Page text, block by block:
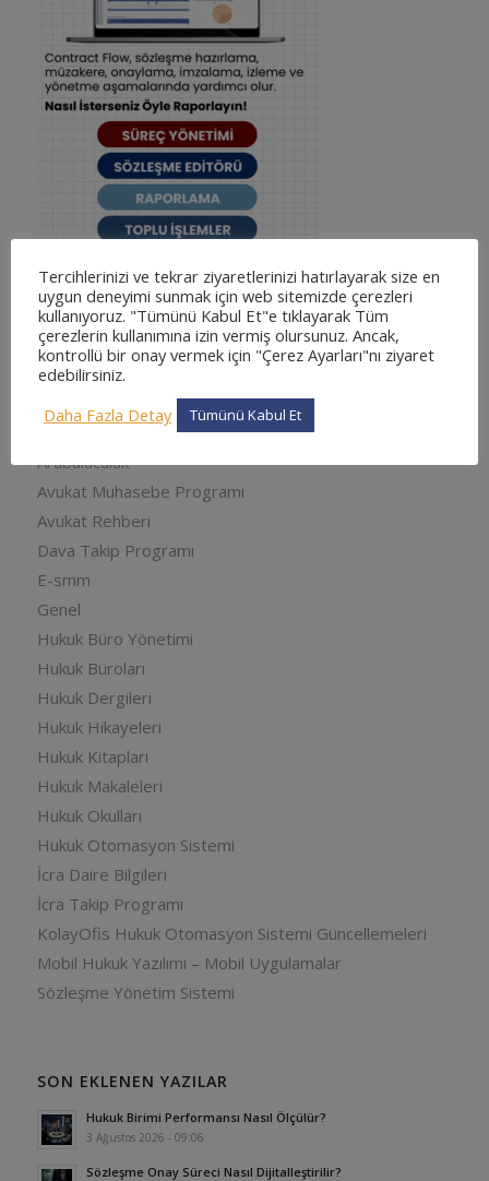
KATEGORILER
adliyesine nasıl gidilir
adliyesine nasıl gidilir
Arabuluculuk
Avukat Muhasebe Programı
Avukat Rehberi
Dava Takip Programı
E-smm
Genel
Hukuk Büro Yönetimi
Hukuk Büroları
Hukuk Dergileri
Hukuk Hikayeleri
Hukuk Kitapları
Hukuk Makaleleri
Hukuk Okulları
Hukuk Otomasyon Sistemi
İcra Daire Bilgileri
İcra Takip Programı
KolayOfis Hukuk Otomasyon Sistemi Güncellemeleri
Mobil Hukuk Yazılımı – Mobil Uygulamalar
Sözleşme Yönetim Sistemi
SON EKLENEN YAZILAR
Hukuk Birimi Performansı Nasıl Ölçülür?
3 Ağustos 2026 - 09:06
Sözleşme Onay Süreci Nasıl Dijitalleştirilir?
Tercihlerinizi ve tekrar ziyaretlerinizi hatırlayarak size en
uygun deneyimi sunmak için web sitemizde çerezleri
kullanıyoruz. "Tümünü Kabul Et"e tıklayarak Tüm
çerezlerin kullanımına izin vermiş olursunuz. Ancak,
kontrollü bir onay vermek için "Çerez Ayarları"nı ziyaret
edebilirsiniz.
Daha Fazla Detay
Tümünü Kabul Et